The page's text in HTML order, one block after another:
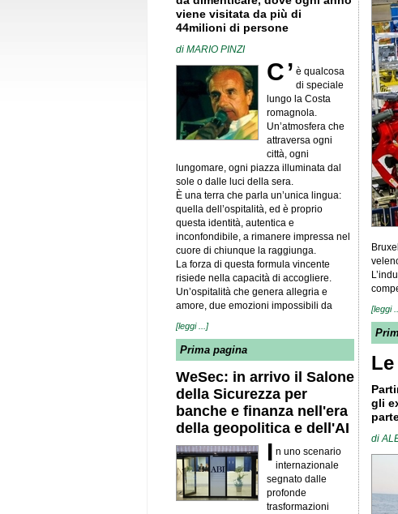
viene visitata da più di
44milioni di persone
di MARIO PINZI
C’ è qualcosa
di speciale
lungo la Costa
romagnola.
Un’atmosfera che
attraversa ogni
città, ogni
lungomare, ogni piazza illuminata dal
sole o dalle luci della sera.
È una terra che parla un’unica lingua:
quella dell’ospitalità, ed è proprio
questa identità, autentica e
inconfondibile, a rimanere impressa nel
cuore di chiunque la raggiunga.
La forza di questa formula vincente
risiede nella capacità di accogliere.
Un’ospitalità che genera allegria e
amore, due emozioni impossibili da
[leggi ...]
Prima pagina
WeSec: in arrivo il Salone
della Sicurezza per
banche e finanza nell'era
della geopolitica e dell'AI
I n uno scenario
internazionale
segnato dalle
profonde
trasformazioni
[leggi
gli
di